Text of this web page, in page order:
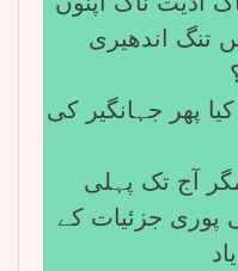
تنگ اندھیری
پھر جہانگیر کی
آج تک پہلی
پوری جزئیات کے